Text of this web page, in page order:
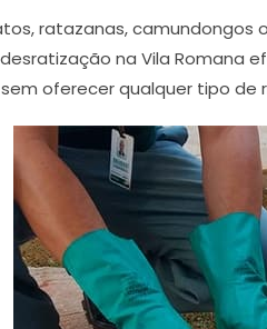
ratazanas,
na Vila Romana
oferecer qualquer tipo de